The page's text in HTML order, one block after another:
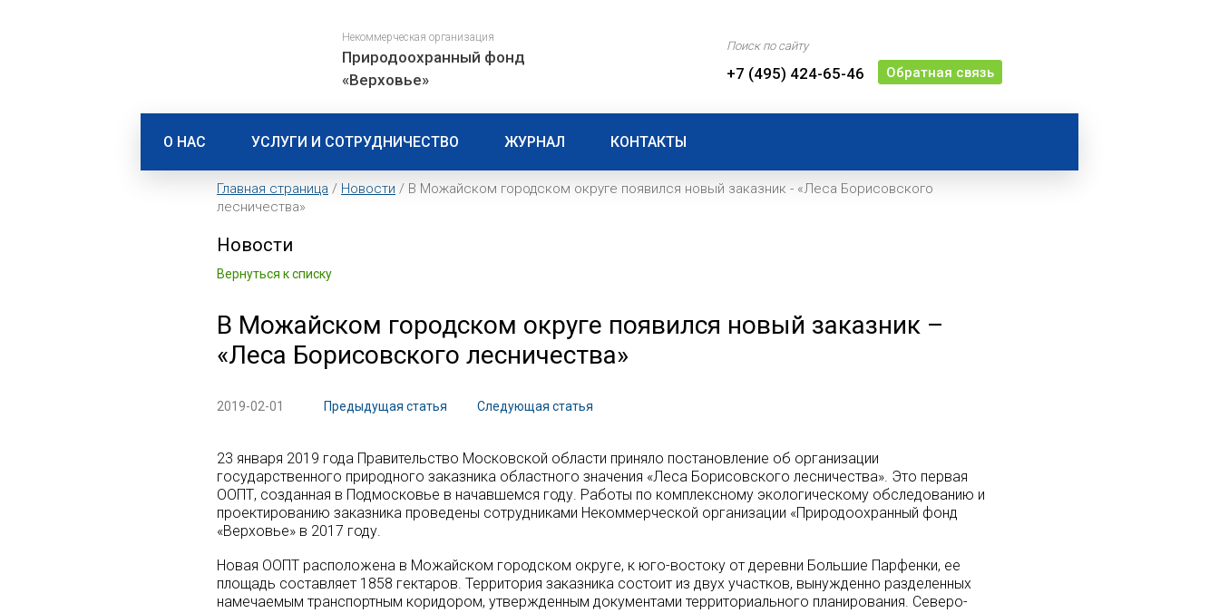
Некоммерческая организация
Природоохранный фонд
«Верховье»
+7 (495) 424-65-46 Обратная связь
О НАС УСЛУГИ И СОТРУДНИЧЕСТВО ЖУРНАЛ КОНТАКТЫ
Главная страница / Новости / В Можайском городском округе появился новый заказник - «Леса Борисовского
лесничества»
Новости
Вернуться к списку
В Можайском городском округе появился новый заказник –
«Леса Борисовского лесничества»
2019-02-01 Предыдущая статья Следующая статья
23 января 2019 года Правительство Московской области приняло постановление об организации
государственного природного заказника областного значения «Леса Борисовского лесничества». Это первая
ООПТ, созданная в Подмосковье в начавшемся году. Работы по комплексному экологическому обследованию и
проектированию заказника проведены сотрудниками Некоммерческой организации «Природоохранный фонд
«Верховье» в 2017 году.
Новая ООПТ расположена в Можайском городском округе, к юго-востоку от деревни Большие Парфенки, ее
площадь составляет 1858 гектаров. Территория заказника состоит из двух участков, вынужденно разделенных
намечаемым транспортным коридором, утвержденным документами территориального планирования. Северо-